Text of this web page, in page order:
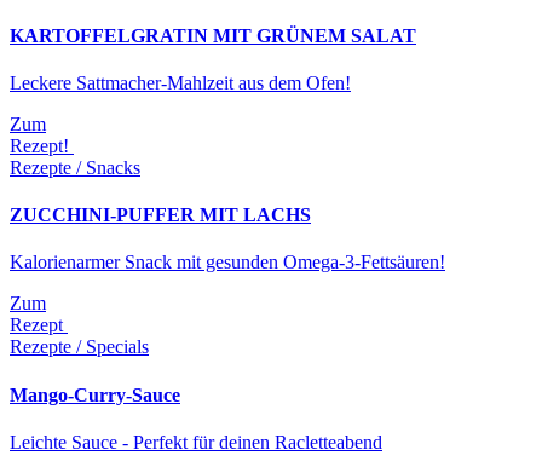
KARTOFFELGRATIN MIT GRÜNEM SALAT
Leckere Sattmacher-Mahlzeit aus dem Ofen!
Zum
Rezept!
Rezepte / Snacks
ZUCCHINI-PUFFER MIT LACHS
Kalorienarmer Snack mit gesunden Omega-3-Fettsäuren!
Zum
Rezept
Rezepte / Specials
Mango-Curry-Sauce
Leichte Sauce - Perfekt für deinen Racletteabend